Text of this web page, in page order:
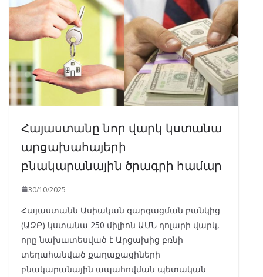
Հայաստանը նոր վարկ կստանա
արցախահայերի
բնակարանային ծրագրի համար
30/10/2025
Հայաստանն Ասիական զարգացման բանկից
(ԱԶԲ) կստանա 250 միլիոն ԱՄՆ դոլարի վարկ,
որը նախատեսված է Արցախից բռնի
տեղահանված քաղաքացիների
բնակարանային ապահովման պետական